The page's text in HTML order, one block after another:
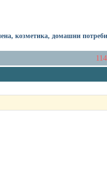
козметика, домашни